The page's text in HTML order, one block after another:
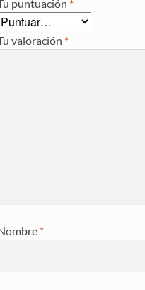
puntuación *
valoración *
*